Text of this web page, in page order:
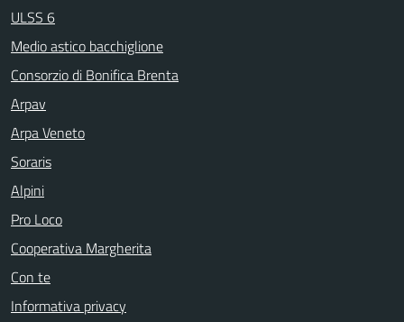
ULSS 6
Medio astico bacchiglione
Consorzio di Bonifica Brenta
Arpav
Arpa Veneto
Soraris
Alpini
Pro Loco
Cooperativa Margherita
Con te
Informativa privacy